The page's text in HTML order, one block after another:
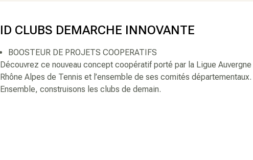
ID CLUBS DEMARCHE INNOVANTE
BOOSTEUR DE PROJETS COOPERATIFS
Découvrez ce nouveau concept coopératif porté par la Ligue Auvergne
Rhône Alpes de Tennis et l’ensemble de ses comités départementaux.
Ensemble, construisons les clubs de demain.